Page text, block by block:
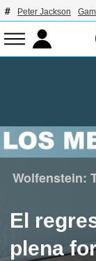
Peter Jackson
Wolfenstein:
El
plena